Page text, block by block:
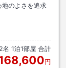
地のよさを追求
2名 1泊1部屋 合計
円